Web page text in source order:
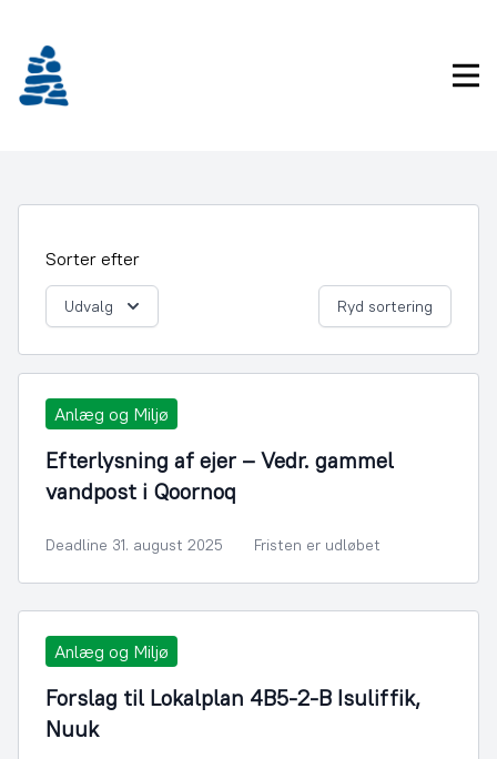
indhold
Sorter efter
Udvalg Ryd sortering
Anlæg og Miljø
Efterlysning af ejer – Vedr. gammel
vandpost i Qoornoq
Deadline 31. august 2025 Fristen er udløbet
Anlæg og Miljø
Forslag til Lokalplan 4B5-2-B Isuliffik,
Nuuk